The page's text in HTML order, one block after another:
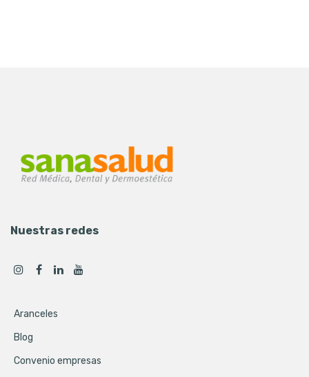
Nuestras redes
Aranceles
Blog
Convenio empresas